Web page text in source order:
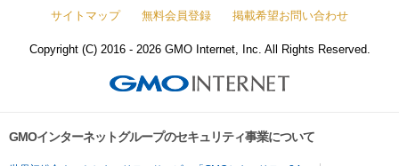
サイトマップ
無料会員登録 掲載希望お問い合わせ
Copyright (C) 2016 - 2026 GMO Internet, Inc. All Rights Reserved.
GMOインターネットグループのセキュリティ事業について